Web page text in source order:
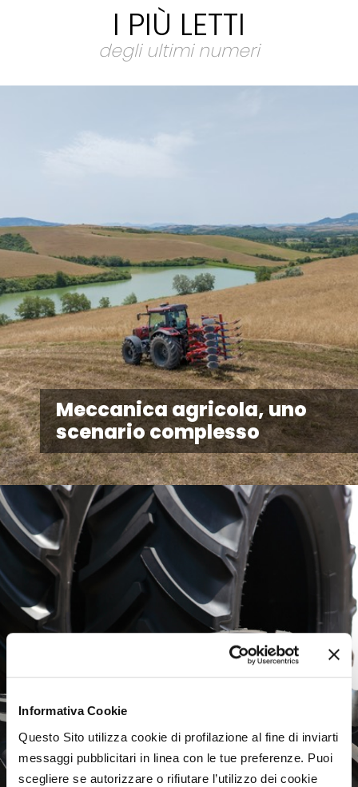
Informativa Cookie
Questo Sito utilizza cookie di profilazione al fine di inviarti
messaggi pubblicitari in linea con le tue preferenze. Puoi
scegliere se autorizzare o rifiutare l’utilizzo dei cookie
I PIÙ LETTI
degli ultimi numeri
Meccanica agricola, uno
scenario complesso